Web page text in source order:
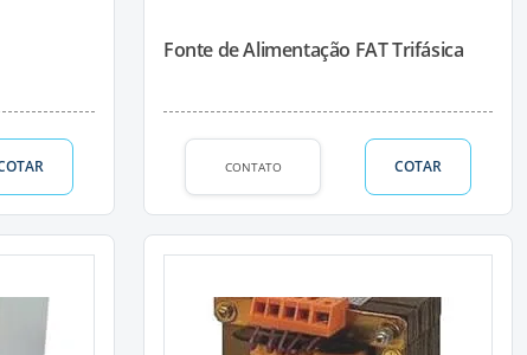
Fonte de Alimentação FAT Trifásica
CONTATO COTAR